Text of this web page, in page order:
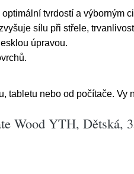
tvrdostí a výborným
sílu při střele,
úpravou.
tabletu nebo od počítače. Vy
Wood YTH, Dětská,